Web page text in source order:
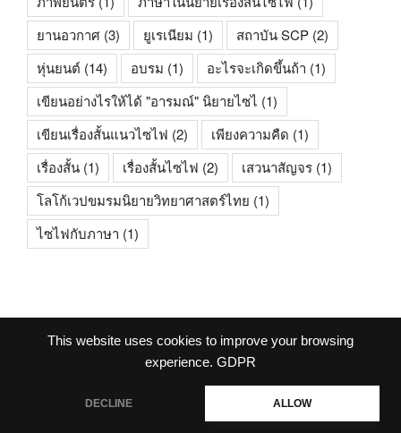
This website uses cookies to improve your browsing
experience. GDPR
DECLINE ALLOW
ยานอวกาศ (3) ยูเรเนียม (1) สถาบัน SCP (2)
หุ่นยนต์ (14) อบรม (1) อะไรจะเกิดขึ้นถ้า (1)
เขียนอย่างไรให้ได้ "อารมณ์" นิยายไซไ (1)
เขียนเรื่องสั้นแนวไซไฟ (2) เพียงความคืด (1)
เรื่องสั้น (1) เรื่องสั้นไซไฟ (2) เสวนาสัญจร (1)
โลโก้เวปขมรมนิยายวิทยาศาสตร์ไทย (1)
ไซไฟกับภาษา (1)
ภูมิใจนำเสนอโดย WordPress